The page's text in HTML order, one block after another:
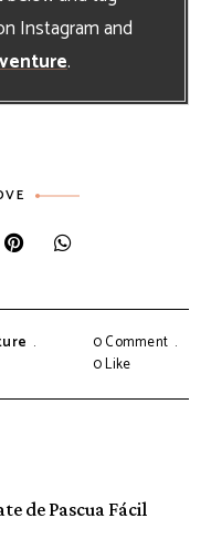
Instagram and
.
0 Comment
0Like
de Pascua Fácil